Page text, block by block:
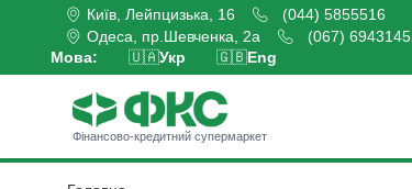
Київ, Лейпцизька, 16
(044) 5855516
Одеса, пр.Шевченка, 2а
(067) 6943145
Мова: 🇺🇦Укр 🇬🇧Eng
Фінансово-кредитний супермаркет